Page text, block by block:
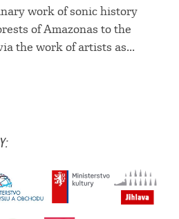
work of sonic history
of Amazonas to the
the work of artists as...